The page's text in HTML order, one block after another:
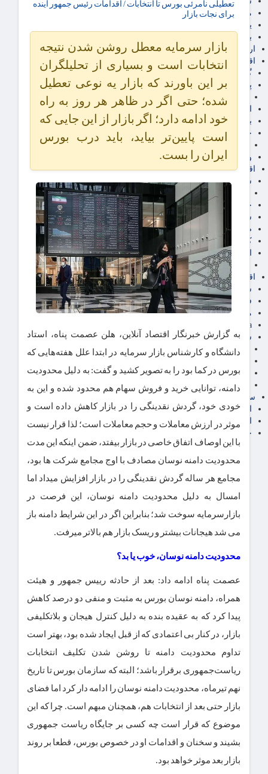
مالیات
یارانه و معیشت مردم
برق، آب و انرژی
ارز دیجیتال
اقتصاد اجتماعی
گردشگری
پزشکی، سلامت و زیبایی
ایران مدلب
بازنشستگان
حقوق و قضایی
ورزشی
اقتصاد شهری و روستایی
شهر و مسکن و عمران
گسترش ساختمان
حمل و نقل
شهرک های صنعتی
صنایع غذایی
کشاورزی و دامداری
اخبار استان ها
استان تهران
اقتصاد بین الملل
سیاسی
فارکس
مناطق آزاد تجاری
24intermedia
سایر اخبار اقتصادی
عمومی و سرگرمی
آگهی رسمی و مزایده
آکادمی آموزش اقتصادی
سایر رسانه ها
اقتصاد فارسی
اقتصاد آفرین
خرید انواع دیزل ژنراتور
تعطیلی نامرئی بورس تا انتخابات / اقدامات رئیس جمهور آینده
برای نجات بازار
بازار سرمایه معطل روشن شدن نتیجه
انتخابات است و بسیاری از تحلیلگران
بر این باورند که بازار یه نوعی تعطیل
شده؛ حتی اگر در ظاهر هر روز به راه
خود ادامه دارد؛ اگر بازار از این جایی که
است پایین‌تر بیاید، باید درب بورس
ایران را بست.
به گزارش خبرنگار اقتصاد آنلاین، هلن عصمت پناه، استاد
دانشگاه و کارشناس بازار سرمایه در ابتدا علل هفته‌هایی که
بورس در کما بود را به تصویر کشید و گفت: به دلیل محدودیت
دامنه، توانایی خرید و فروش سهام هم محدود شده و این به
خودی خود، گردش نقدینگی را در بازار کاهش داده است و
موثر در ارزش معاملات و حجم معاملات است؛ لذا قرار نیست
با این اوصاف اتفاق خاصی در بازار بیفتد، ضمن اینکه این مدت
محدودیت دامنه نوسان مصادف با اوج مجامع شرکت ها بود،
مجامع هر ساله گردش نقدینگی را در بازار افزایش میداد اما
امسال به دلیل محدودیت دامنه نوسان، این فرصت در
بازارسرمایه سوخت شد؛ بنابراین اگر در این شرایط دامنه باز
می شد هیجانات بیشتر و ریسک بازار هم بالاتر میرفت.
محدودیت دامنه نوسان، خوب یا بد؟
عصمت پناه ادامه داد: بعد از حادثه رییس جمهور و هیئت
همراه، دامنه نوسان بورس به مثبت و منفی دو درصد کاهش
پیدا کرد که به عقیده بنده به دلیل کنترل هیجان و بلاتکلیفی
بازار، در کنار بی اعتمادی که از قبل ایجاد شده بود، بهتر است
تداوم محدودیت دامنه تا روشن شدن تکلیف انتخابات
ریاست‌جمهوری برقرار باشد؛ البته که سازمان بورس تا تاریخ
نهم تیرماه، محدودیت دامنه نوسان را ادامه دار کرد اما فضای
بازار حتی بعد از انتخابات هم، همچنان مبهم است. چرا که این
موضوع که قرار است چه کسی بر جایگاه ریاست جمهوری
بشیند و سخنان و اقدامات او در خصوص بورس، قطعا بر روند
بازار بعد موثر خواهد بود.